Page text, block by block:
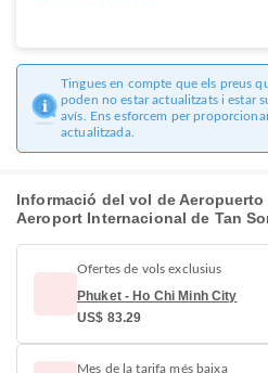
Tingues en compte que els preus
poden no estar actualitzats i estar
avís. Ens esforcem per
actualitzada.
Informació del vol de
Aeroport Internacional de Tan
Ofertes de vols exclusius
Phuket - Ho Chi Minh City
US$ 83.29
Mes de la tarifa més baixa